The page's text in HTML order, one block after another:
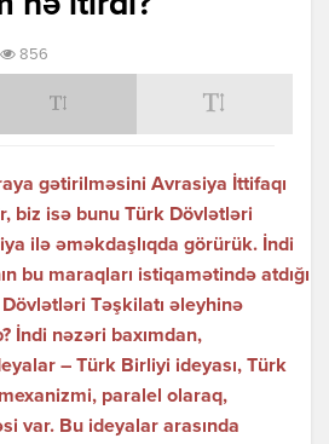
856
gətirilməsini Avrasiya İttifaqı
biz isə bunu Türk Dövlətləri
ilə əməkdaşlıqda görürük. İndi
bu maraqları istiqamətində atdığı
Təşkilatı əleyhinə
İndi nəzəri baxımdan,
– Türk Birliyi ideyası, Türk
paralel olaraq,
var. Bu ideyalar arasında